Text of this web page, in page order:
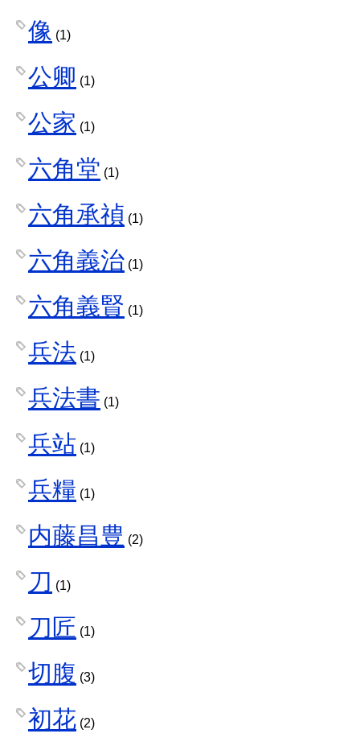
像 (1)
公卿 (1)
公家 (1)
六角堂 (1)
六角承禎 (1)
六角義治 (1)
六角義賢 (1)
兵法 (1)
兵法書 (1)
兵站 (1)
兵糧 (1)
内藤昌豊 (2)
刀 (1)
刀匠 (1)
切腹 (3)
初花 (2)